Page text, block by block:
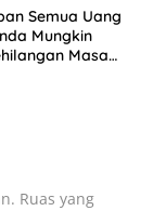
Semua Uang
Mungkin
Masa
Ruas yang